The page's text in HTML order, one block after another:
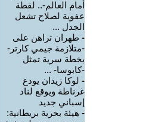
أمام العالم-.. لقطة
عفوية لصلاح تشعل
الجدل ...
- طهران تراهن على
-متلازمة جيمي كارتر-
بخطة سرية تمثل
-كابوسا- ...
- لوكا زيدان يودع
غرناطة ويوقع لناد
إسباني جديد
- هيئة بحرية بريطانية: